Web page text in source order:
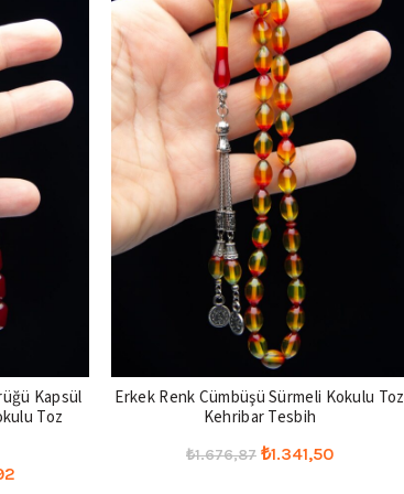
Kapsül
Toz
Şu
Erkek Renk Cümbüşü Sürmeli Kokulu Toz
Kehribar Tesbih
₺1.676,87 Orijinal
₺1.341,50Şu